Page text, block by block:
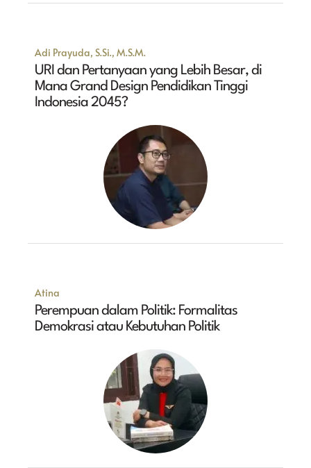
Adi Prayuda, S.Si., M.S.M.
URI dan Pertanyaan yang Lebih Besar, di
Mana Grand Design Pendidikan Tinggi
Indonesia 2045?
Atina
Perempuan dalam Politik: Formalitas
Demokrasi atau Kebutuhan Politik